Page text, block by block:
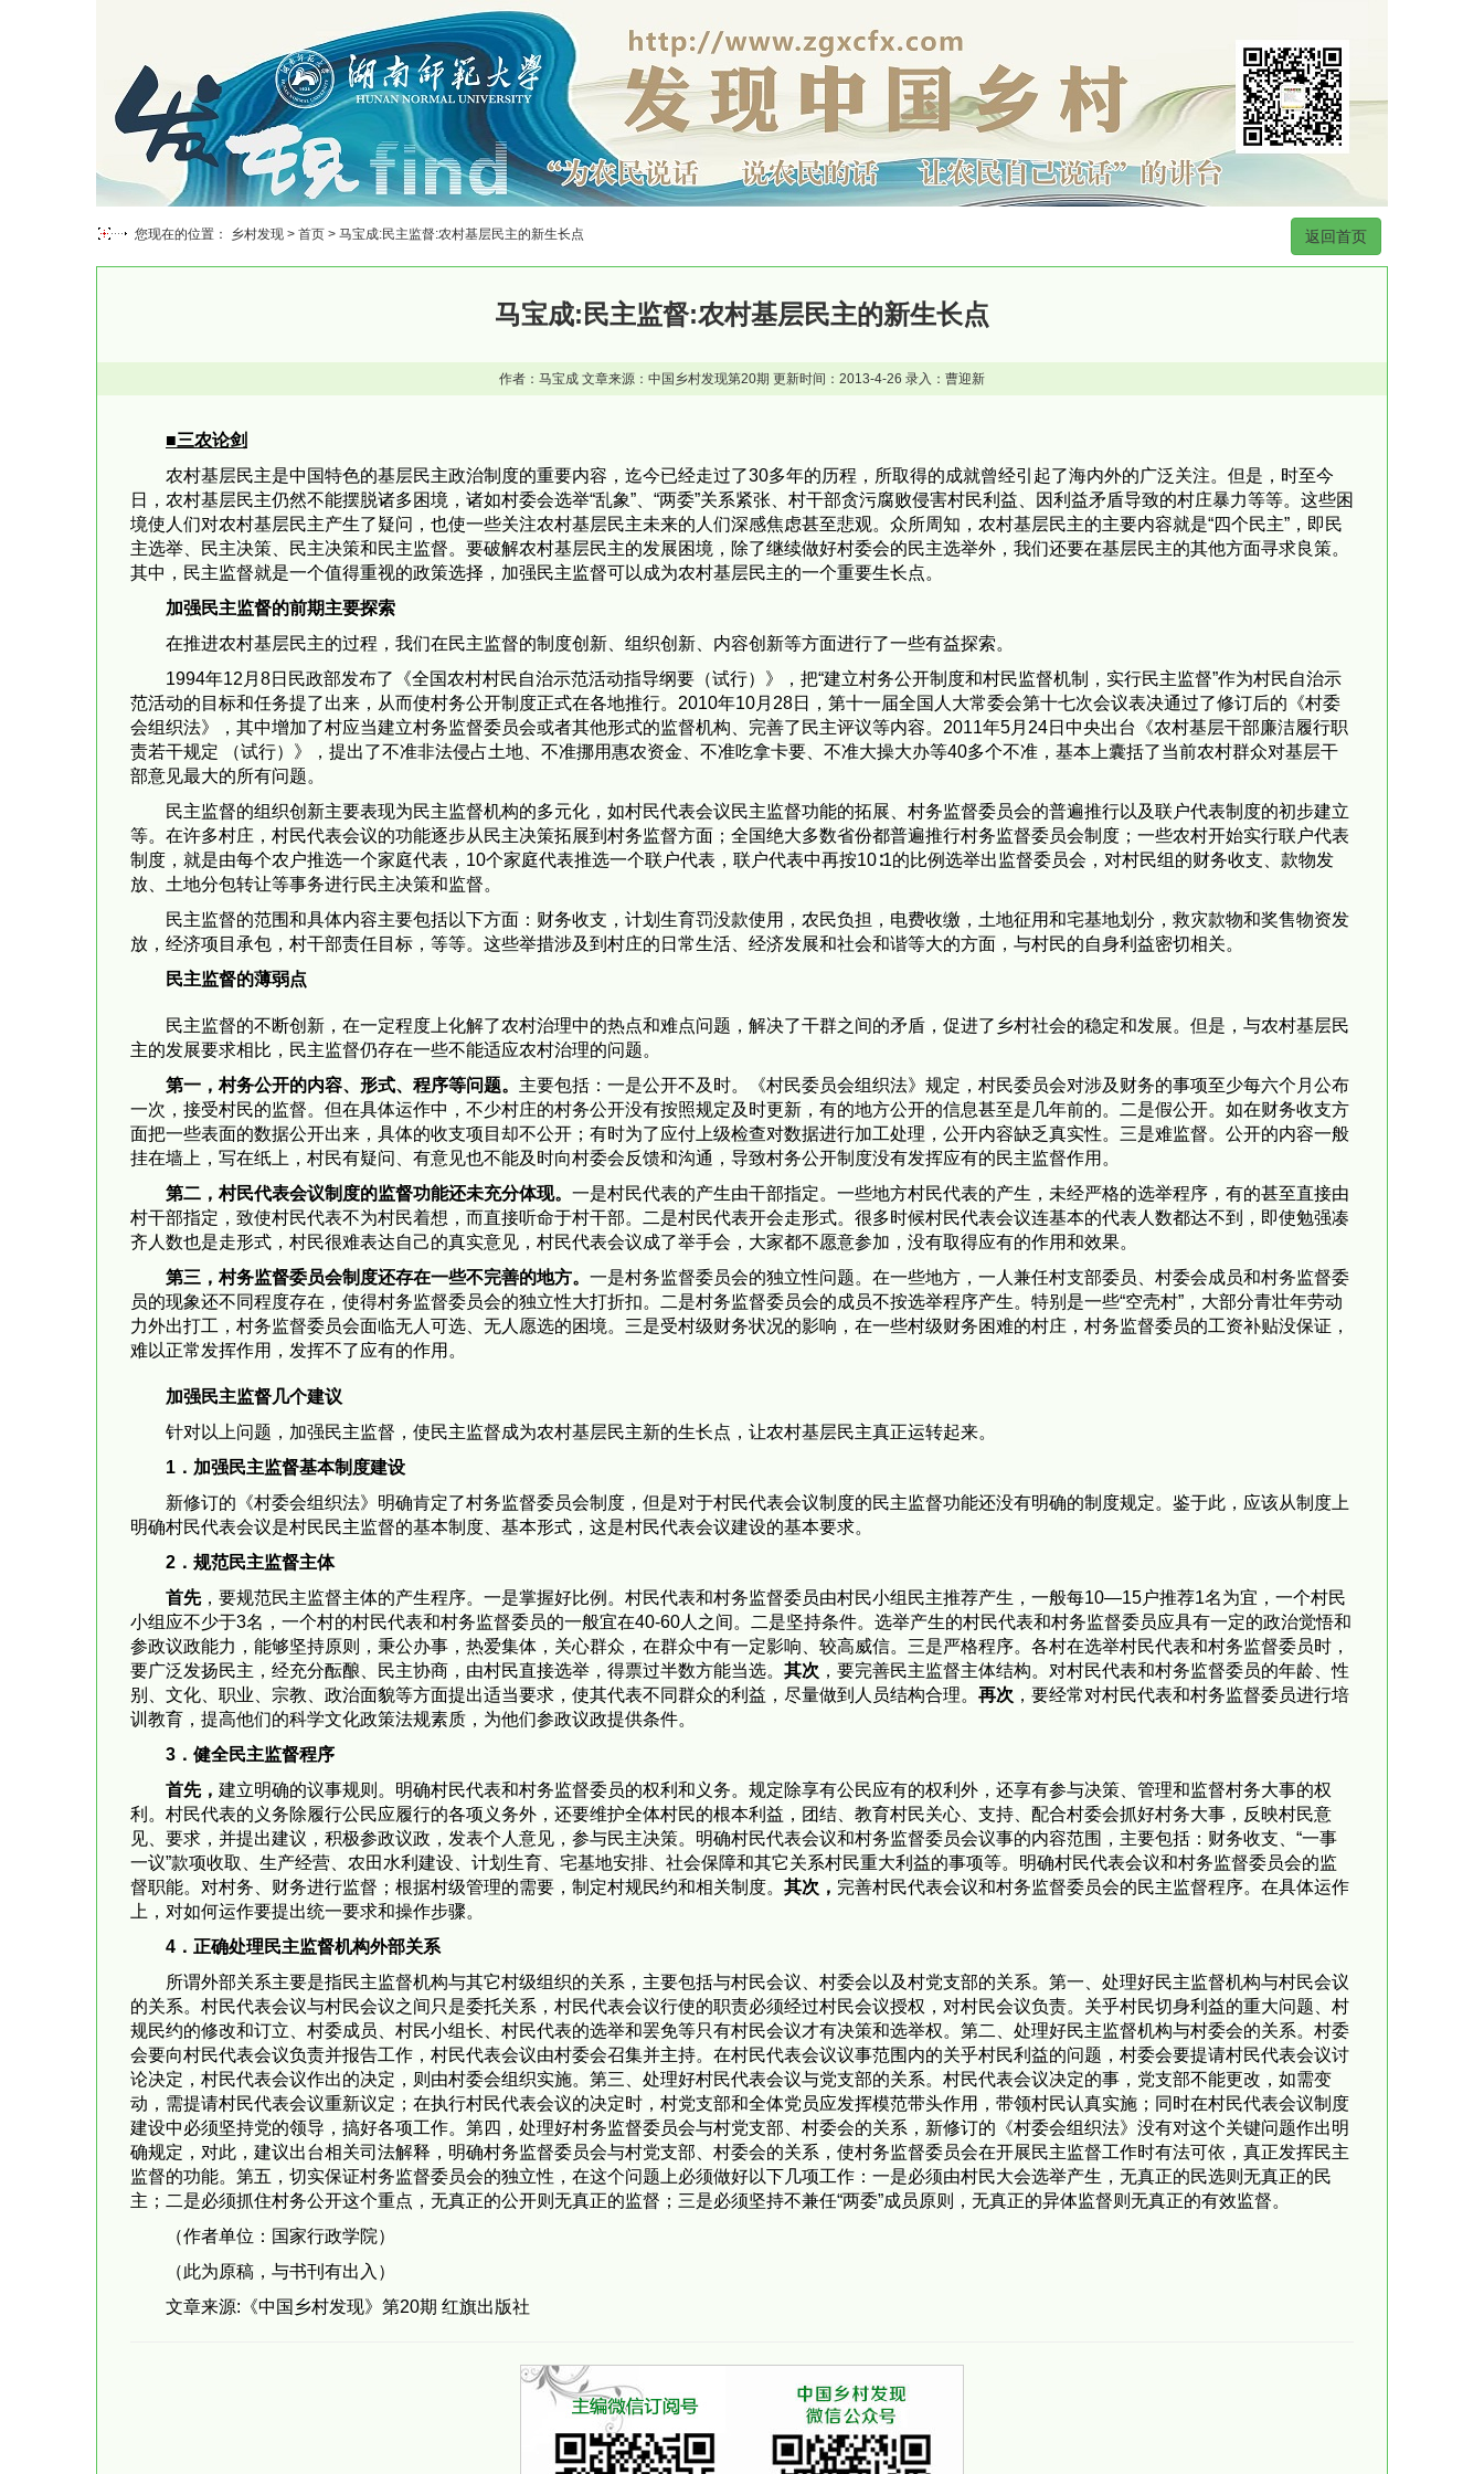
您现在的位置： 乡村发现 > 首页 > 马宝成:民主监督:农村基层民主的新生长点 返回首页
马宝成:民主监督:农村基层民主的新生长点
作者：马宝成 文章来源：中国乡村发现第20期 更新时间：2013-4-26 录入：曹迎新
■三农论剑
农村基层民主是中国特色的基层民主政治制度的重要内容，迄今已经走过了30多年的历程，所取得的成就曾经引起了海内外的广泛关注。但是，时至今
日，农村基层民主仍然不能摆脱诸多困境，诸如村委会选举“乱象”、“两委”关系紧张、村干部贪污腐败侵害村民利益、因利益矛盾导致的村庄暴力等等。这些困
境使人们对农村基层民主产生了疑问，也使一些关注农村基层民主未来的人们深感焦虑甚至悲观。众所周知，农村基层民主的主要内容就是“四个民主”，即民
主选举、民主决策、民主决策和民主监督。要破解农村基层民主的发展困境，除了继续做好村委会的民主选举外，我们还要在基层民主的其他方面寻求良策。
其中，民主监督就是一个值得重视的政策选择，加强民主监督可以成为农村基层民主的一个重要生长点。
加强民主监督的前期主要探索
在推进农村基层民主的过程，我们在民主监督的制度创新、组织创新、内容创新等方面进行了一些有益探索。
1994年12月8日 民政部发布了《全国农村村民自治示范活动指导纲要（试行）》，把“建立村务公开制度和村民监督机制，实行民主监督”作为村民自治示
范活动的目标和任务提了出来，从而使村务公开制度正式在各地推行。 2010年10月28日
，第十一届全国人大常委会第十七次会议表决通过了修订后的《村委
会组织法》，其中增加了村应当建立村务监督委员会或者其他形式的监督机构、完善了民主评议等内容。 2011年5月24日 中央出台《农村基层干部廉洁履行职
责若干规定 （试行）》，提出了不准非法侵占土地、不准挪用惠农资金、不准吃拿卡要、不准大操大办等40多个不准，基本上囊括了当前农村群众对基层干
部意见最大的所有问题。
民主监督的组织创新主要表现为民主监督机构的多元化，如村民代表会议民主监督功能的拓展、村务监督委员会的普遍推行以及联户代表制度的初步建立
等。在许多村庄，村民代表会议的功能逐步从民主决策拓展到村务监督方面；全国绝大多数省份都普遍推行村务监督委员会制度；一些农村开始实行联户代表
制度，就是由每个农户推选一个家庭代表，10个家庭代表推选一个联户代表，联户代表中再按10∶1的比例选举出监督委员会，对村民组的财务收支、款物发
放、土地分包转让等事务进行民主决策和监督。
民主监督的范围和具体内容主要包括以下方面：财务收支，计划生育罚没款使用，农民负担，电费收缴，土地征用和宅基地划分，救灾款物和奖售物资发
放，经济项目承包，村干部责任目标，等等。这些举措涉及到村庄的日常生活、经济发展和社会和谐等大的方面，与村民的自身利益密切相关。
民主监督的薄弱点
民主监督的不断创新，在一定程度上化解了农村治理中的热点和难点问题，解决了干群之间的矛盾，促进了乡村社会的稳定和发展。但是，与农村基层民
主的发展要求相比，民主监督仍存在一些不能适应农村治理的问题。
第一，村务公开的内容、形式、程序等问题。 主要包括：一是公开不及时。《村民委员会组织法》规定，村民委员会对涉及财务的事项至少每六个月公布
一次，接受村民的监督。但在具体运作中，不少村庄的村务公开没有按照规定及时更新，有的地方公开的信息甚至是几年前的。二是假公开。如在财务收支方
面把一些表面的数据公开出来，具体的收支项目却不公开；有时为了应付上级检查对数据进行加工处理，公开内容缺乏真实性。三是难监督。公开的内容一般
挂在墙上，写在纸上，村民有疑问、有意见也不能及时向村委会反馈和沟通，导致村务公开制度没有发挥应有的民主监督作用。
第二，村民代表会议制度的监督功能还未充分体现。 一是村民代表的产生由干部指定。一些地方村民代表的产生，未经严格的选举程序，有的甚至直接由
村干部指定，致使村民代表不为村民着想，而直接听命于村干部。二是村民代表开会走形式。很多时候村民代表会议连基本的代表人数都达不到，即使勉强凑
齐人数也是走形式，村民很难表达自己的真实意见，村民代表会议成了举手会，大家都不愿意参加，没有取得应有的作用和效果。
第三，村务监督委员会制度还存在一些不完善的地方。 一是村务监督委员会的独立性问题。在一些地方，一人兼任村支部委员、村委会成员和村务监督委
员的现象还不同程度存在，使得村务监督委员会的独立性大打折扣。二是村务监督委员会的成员不按选举程序产生。特别是一些“空壳村”，大部分青壮年劳动
力外出打工，村务监督委员会面临无人可选、无人愿选的困境。三是受村级财务状况的影响，在一些村级财务困难的村庄，村务监督委员的工资补贴没保证，
难以正常发挥作用，发挥不了应有的作用。
加强民主监督几个建议
针对以上问题，加强民主监督，使民主监督成为农村基层民主新的生长点，让农村基层民主真正运转起来。
1 ． 加强民主监督基本制度建设
新修订的《村委会组织法》明确肯定了村务监督委员会制度，但是对于村民代表会议制度的民主监督功能还没有明确的制度规定。鉴于此，应该从制度上
明确村民代表会议是村民民主监督的基本制度、基本形式，这是村民代表会议建设的基本要求。
2 ．规范民主监督主体
首先，要规范民主监督主体的产生程序。一是掌握好比例。村民代表和村务监督委员由村民小组民主推荐产生，一般每10—15户推荐1名为宜，一个村民
小组应不少于3名，一个村的村民代表和村务监督委员的一般宜在40-60人之间。二是坚持条件。选举产生的村民代表和村务监督委员应具有一定的政治觉悟和
参政议政能力，能够坚持原则，秉公办事，热爱集体，关心群众，在群众中有一定影响、较高威信。三是严格程序。各村在选举村民代表和村务监督委员时，
要广泛发扬民主，经充分酝酿、民主协商，由村民直接选举，得票过半数方能当选。 其次 ，要完善民主监督主体结构。对村民代表和村务监督委员的年龄、性
别、文化、职业、宗教、政治面貌等方面提出适当要求，使其代表不同群众的利益，尽量做到人员结构合理。 再次 ，要经常对村民代表和村务监督委员进行培
训教育，提高他们的科学文化政策法规素质，为他们参政议政提供条件。
3 ．健全民主监督程序
首先， 建立明确的议事规则。明确村民代表和村务监督委员的权利和义务。规定除享有公民应有的权利外，还享有参与决策、管理和监督村务大事的权
利。村民代表的义务除履行公民应履行的各项义务外，还要维护全体村民的根本利益，团结、教育村民关心、支持、配合村委会抓好村务大事，反映村民意
见、要求，并提出建议，积极参政议政，发表个人意见，参与民主决策。明确村民代表会议和村务监督委员会议事的内容范围，主要包括：财务收支、“一事
一议”款项收取、生产经营、农田水利建设、计划生育、宅基地安排、社会保障和其它关系村民重大利益的事项等。明确村民代表会议和村务监督委员会的监
督职能。对村务、财务进行监督；根据村级管理的需要，制定村规民约和相关制度。 其次， 完善村民代表会议和村务监督委员会的民主监督程序。在具体运作
上，对如何运作要提出统一要求和操作步骤。
4 ．正确处理民主监督机构外部关系
所谓外部关系主要是指民主监督机构与其它村级组织的关系，主要包括与村民会议、村委会以及村党支部的关系。第一、处理好民主监督机构与村民会议
的关系。村民代表会议与村民会议之间只是委托关系，村民代表会议行使的职责必须经过村民会议授权，对村民会议负责。关乎村民切身利益的重大问题、村
规民约的修改和订立、村委成员、村民小组长、村民代表的选举和罢免等只有村民会议才有决策和选举权。第二、处理好民主监督机构与村委会的关系。村委
会要向村民代表会议负责并报告工作，村民代表会议由村委会召集并主持。在村民代表会议议事范围内的关乎村民利益的问题，村委会要提请村民代表会议讨
论决定，村民代表会议作出的决定，则由村委会组织实施。第三、处理好村民代表会议与党支部的关系。村民代表会议决定的事，党支部不能更改，如需变
动，需提请村民代表会议重新议定；在执行村民代表会议的决定时，村党支部和全体党员应发挥模范带头作用，带领村民认真实施；同时在村民代表会议制度
建设中必须坚持党的领导，搞好各项工作。第四，处理好村务监督委员会与村党支部、村委会的关系，新修订的《村委会组织法》没有对这个关键问题作出明
确规定，对此，建议出台相关司法解释，明确村务监督委员会与村党支部、村委会的关系，使村务监督委员会在开展民主监督工作时有法可依，真正发挥民主
监督的功能。第五，切实保证村务监督委员会的独立性，在这个问题上必须做好以下几项工作：一是必须由村民大会选举产生，无真正的民选则无真正的民
主；二是必须抓住村务公开这个重点，无真正的公开则无真正的监督；三是必须坚持不兼任“两委”成员原则，无真正的异体监督则无真正的有效监督。
（作者单位：国家行政学院）
（此为原稿，与书刊有出入）
文章来源:《中国乡村发现》第20期 红旗出版社